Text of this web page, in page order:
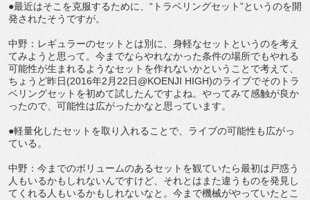
●最近はそこを克服するために、“トラベリングセット”というのを開
発されたそうですが。
中野：レギュラーのセットとは別に、身軽なセットというのを考え
てみようと思って。今までならやれなかった条件の場所でもやれる
可能性が生まれるようなセットを作れないかということで考えて、
ちょうど昨日(2016年2月22日@KOENJI HIGH)のライブでそのトラ
ベリングセットを初めて試したんですよね。やってみて感触が良か
ったので、可能性は広がったかなと思っています。
●軽量化したセットを取り入れることで、ライブの可能性も広がっ
ている。
中野：今までのボリュームのあるセットを観ていたら最初は戸惑う
人もいるかもしれないんですけど、それとはまた違うものを発見し
てくれる人もいるかもしれないなと。今まで機械がやっていたとこ